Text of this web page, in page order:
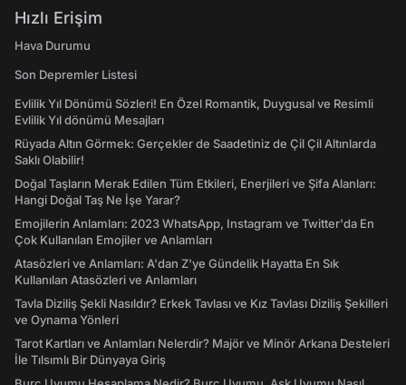
Hızlı Erişim
Hava Durumu
Son Depremler Listesi
Evlilik Yıl Dönümü Sözleri! En Özel Romantik, Duygusal ve Resimli
Evlilik Yıl dönümü Mesajları
Rüyada Altın Görmek: Gerçekler de Saadetiniz de Çil Çil Altınlarda
Saklı Olabilir!
Doğal Taşların Merak Edilen Tüm Etkileri, Enerjileri ve Şifa Alanları:
Hangi Doğal Taş Ne İşe Yarar?
Emojilerin Anlamları: 2023 WhatsApp, Instagram ve Twitter'da En
Çok Kullanılan Emojiler ve Anlamları
Atasözleri ve Anlamları: A'dan Z'ye Gündelik Hayatta En Sık
Kullanılan Atasözleri ve Anlamları
Tavla Diziliş Şekli Nasıldır? Erkek Tavlası ve Kız Tavlası Diziliş Şekilleri
ve Oynama Yönleri
Tarot Kartları ve Anlamları Nelerdir? Majör ve Minör Arkana Desteleri
İle Tılsımlı Bir Dünyaya Giriş